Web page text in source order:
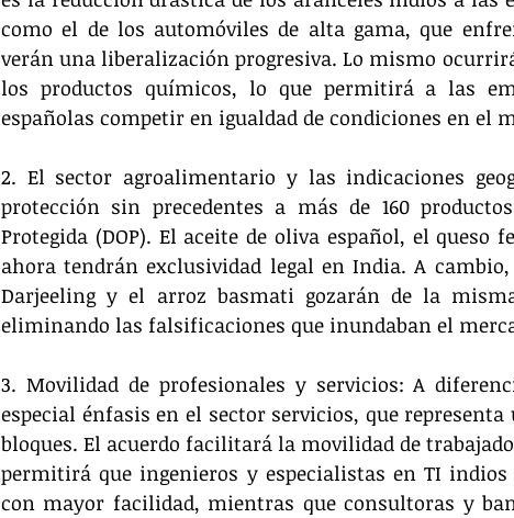
como el de los automóviles de alta gama, que
verán una liberalización progresiva. Lo mismo
los productos químicos, lo que permitirá a las
españolas competir en igualdad de condiciones en el
2. El sector agroalimentario y las indicaciones
protección sin precedentes a más de 160
Protegida (DOP). El aceite de oliva español, el queso
ahora tendrán exclusividad legal en India. A
Darjeeling y el arroz basmati gozarán de la
eliminando las falsificaciones que inundaban el
3. Movilidad de profesionales y servicios: A
especial énfasis en el sector servicios, que
bloques. El acuerdo facilitará la movilidad de
permitirá que ingenieros y especialistas en TI indios
con mayor facilidad, mientras que consultoras y